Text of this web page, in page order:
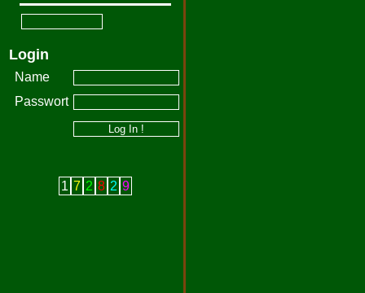
Login
Name
Passwort
1 7 2 8 2 9